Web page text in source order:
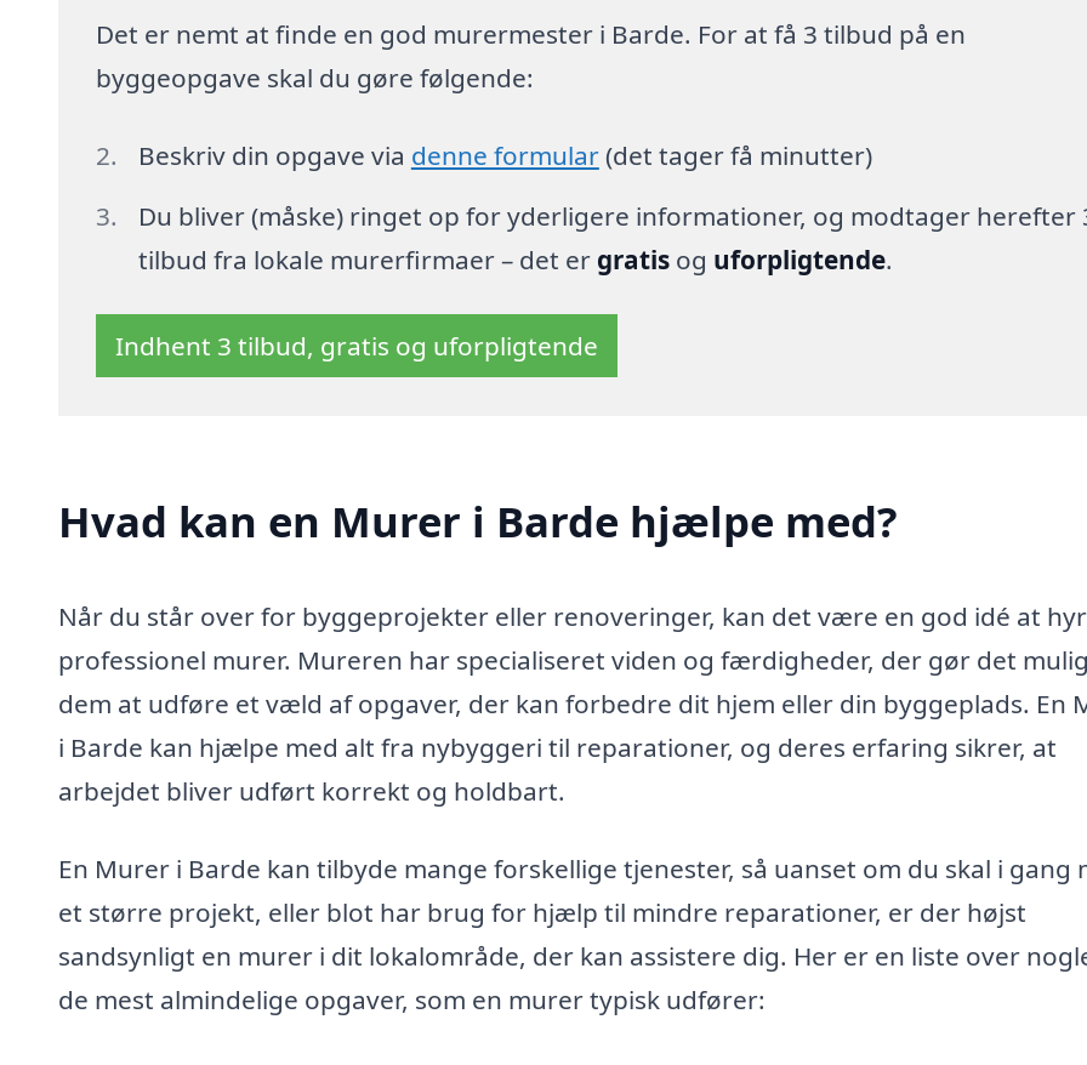
Det er nemt at finde en god murermester i Barde. For at få 3 tilbud på en
byggeopgave skal du gøre følgende:
Beskriv din opgave via denne formular(det tager få minutter)
Du bliver (måske) ringet op for yderligere informationer, og modtager herefter
tilbud fra lokale murerfirmaer – det er gratisog uforpligtende.
Indhent 3 tilbud, gratis og uforpligtende
Hvad kan en Murer i Barde hjælpe med?
Når du står over for byggeprojekter eller renoveringer, kan det være en god idé at
professionel murer. Mureren har specialiseret viden og færdigheder, der gør det
dem at udføre et væld af opgaver, der kan forbedre dit hjem eller din byggeplads. En
i Barde kan hjælpe med alt fra nybyggeri til reparationer, og deres erfaring sikrer, at
arbejdet bliver udført korrekt og holdbart.
En Murer i Barde kan tilbyde mange forskellige tjenester, så uanset om du skal i gang
et større projekt, eller blot har brug for hjælp til mindre reparationer, er der højst
sandsynligt en murer i dit lokalområde, der kan assistere dig. Her er en liste over
de mest almindelige opgaver, som en murer typisk udfører: